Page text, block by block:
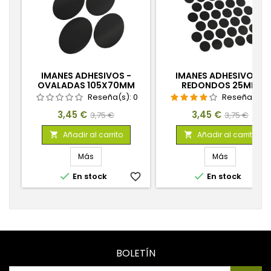
IMANES ADHESIVOS -
OVALADAS 105X70MM
Reseña(s): 0
Precio
3,45 € Precio
base
3,75 €
 Añadir al carrito
Más
 En stock favorite_border
IMANES ADHESIVOS -
REDONDOS 25MM
Reseña(s):
Precio
3,45 € Precio
base
3,75 €
 Añadir al carrito
Más
 En stock
BOLETÍN